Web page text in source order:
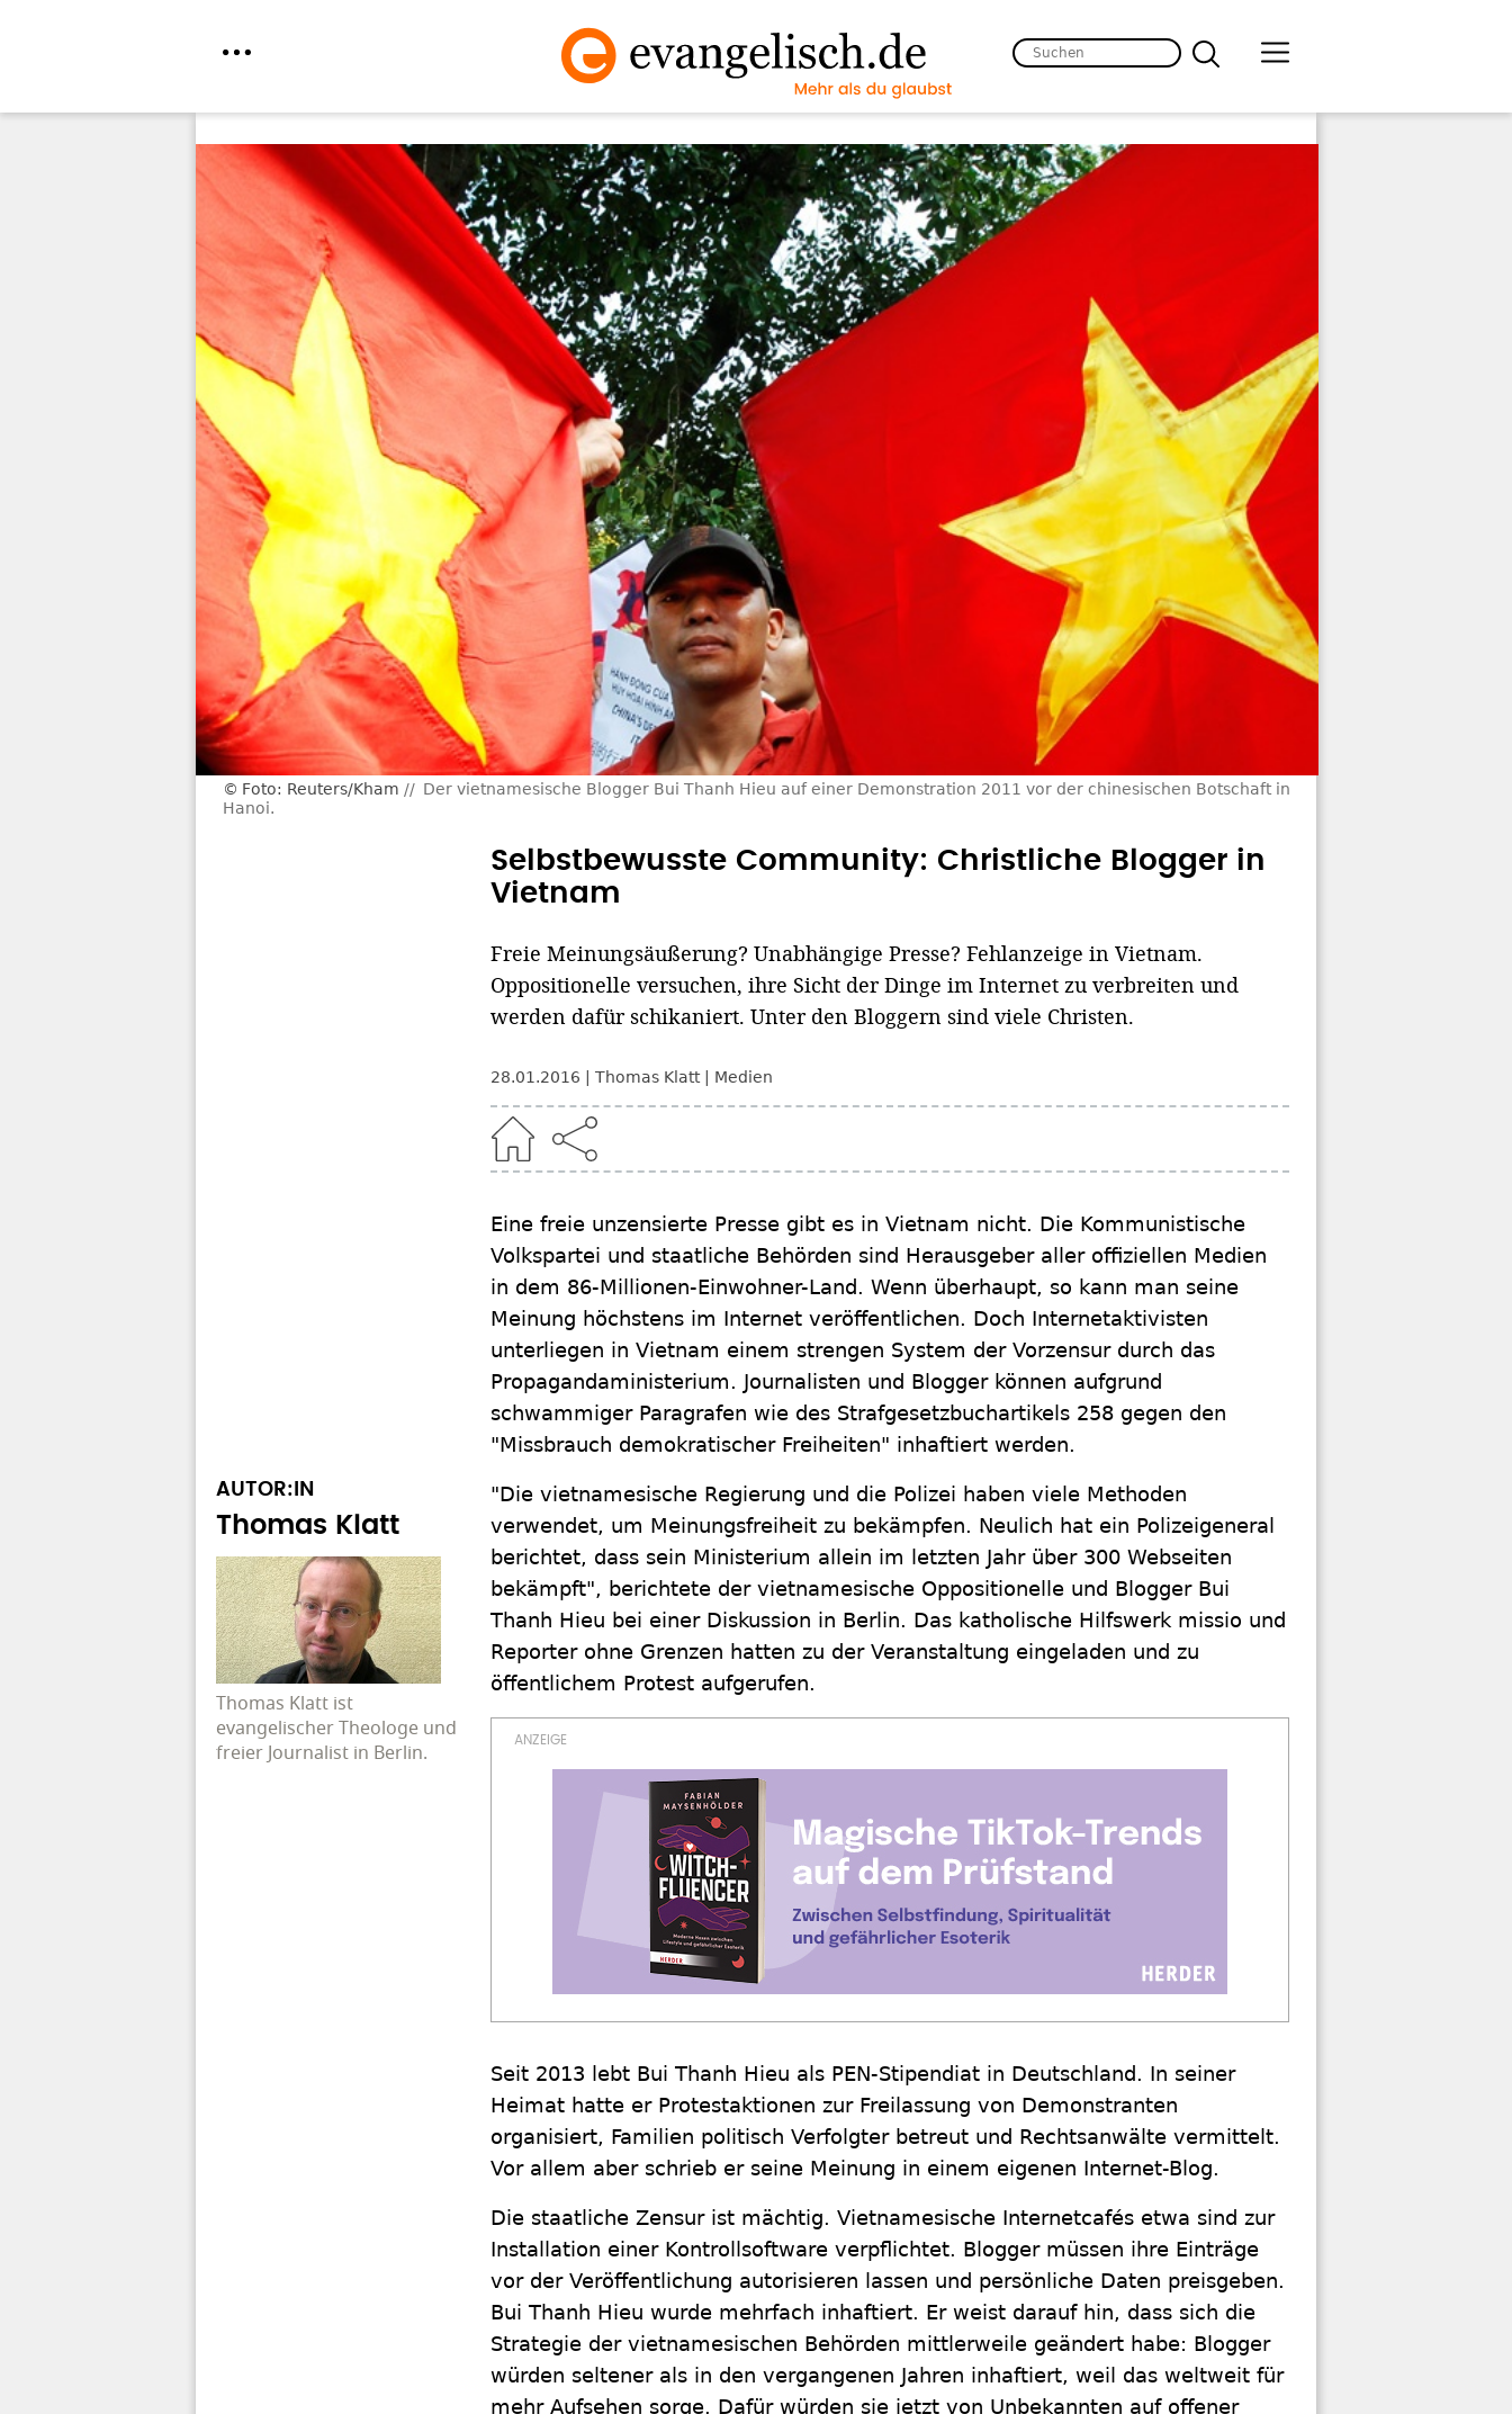
Foto: Reuters/Kham
Der vietnamesische Blogger Bui Thanh Hieu auf einer Demonstration 2011 vor der chinesischen Botschaft in
Hanoi.
Selbstbewusste Community: Christliche Blogger in
Vietnam
Freie Meinungsäußerung? Unabhängige Presse? Fehlanzeige in Vietnam.
Oppositionelle versuchen, ihre Sicht der Dinge im Internet zu verbreiten und
werden dafür schikaniert. Unter den Bloggern sind viele Christen.
28.01.2016 Thomas Klatt Medien
Eine freie unzensierte Presse gibt es in Vietnam nicht. Die Kommunistische
Volkspartei und staatliche Behörden sind Herausgeber aller offiziellen Medien
in dem 86-Millionen-Einwohner-Land. Wenn überhaupt, so kann man seine
Meinung höchstens im Internet veröffentlichen. Doch Internetaktivisten
unterliegen in Vietnam einem strengen System der Vorzensur durch das
Propagandaministerium. Journalisten und Blogger können aufgrund
schwammiger Paragrafen wie des Strafgesetzbuchartikels 258 gegen den
"Missbrauch demokratischer Freiheiten" inhaftiert werden.
AUTOR:IN
Thomas Klatt
Thomas Klatt ist
evangelischer Theologe und
freier Journalist in Berlin.
"Die vietnamesische Regierung und die Polizei haben viele Methoden
verwendet, um Meinungsfreiheit zu bekämpfen. Neulich hat ein Polizeigeneral
berichtet, dass sein Ministerium allein im letzten Jahr über 300 Webseiten
bekämpft", berichtete der vietnamesische Oppositionelle und Blogger Bui
Thanh Hieu bei einer Diskussion in Berlin. Das katholische Hilfswerk missio und
Reporter ohne Grenzen hatten zu der Veranstaltung eingeladen und zu
öffentlichem Protest aufgerufen.
Seit 2013 lebt Bui Thanh Hieu als PEN-Stipendiat in Deutschland. In seiner
Heimat hatte er Protestaktionen zur Freilassung von Demonstranten
organisiert, Familien politisch Verfolgter betreut und Rechtsanwälte vermittelt.
Vor allem aber schrieb er seine Meinung in einem eigenen Internet-Blog.
Die staatliche Zensur ist mächtig. Vietnamesische Internetcafés etwa sind zur
Installation einer Kontrollsoftware verpflichtet. Blogger müssen ihre Einträge
vor der Veröffentlichung autorisieren lassen und persönliche Daten preisgeben.
Bui Thanh Hieu wurde mehrfach inhaftiert. Er weist darauf hin, dass sich die
Strategie der vietnamesischen Behörden mittlerweile geändert habe: Blogger
würden seltener als in den vergangenen Jahren inhaftiert, weil das weltweit für
mehr Aufsehen sorge. Dafür würden sie jetzt von Unbekannten auf offener